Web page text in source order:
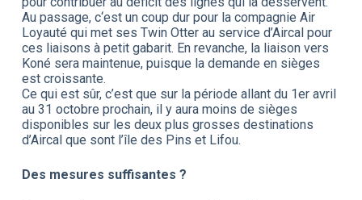
Au passage, c‘est un coup dur pour la compagnie Air
Loyauté qui met ses Twin Otter au service d’Aircal pour
ces liaisons à petit gabarit. En revanche, la liaison vers
Koné sera maintenue, puisque la demande en sièges
est croissante.
Ce qui est sûr, c’est que sur la période allant du 1er avril
au 31 octobre prochain, il y aura moins de sièges
disponibles sur les deux plus grosses destinations
d’Aircal que sont l’île des Pins et Lifou.
Des mesures suffisantes ?